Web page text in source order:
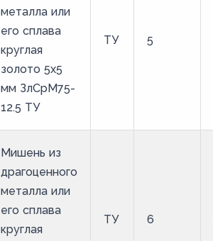
металла или
его сплава
круглая
золото 5х5
мм ЗлСрМ75-
12.5 ТУ
ТУ 5
Мишень из
драгоценного
металла или
его сплава
круглая
ТУ 6